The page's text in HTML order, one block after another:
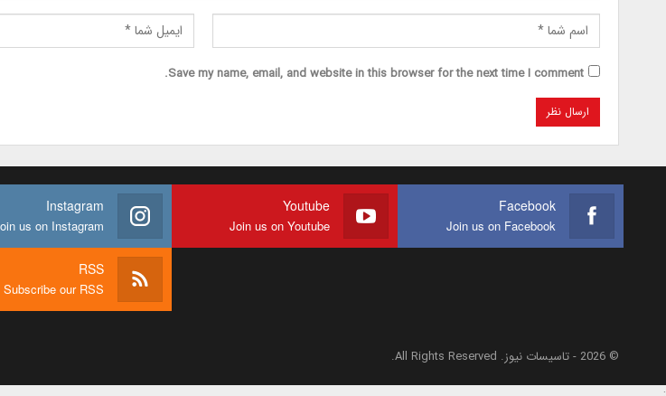
Save my name, email, and website in this browser for the next time I comment.
Facebook
Join us on Facebook
Youtube
Join us on Youtube
Instagram
us on Instagram
RSS
Subscribe our RSS
© 2026 - تاسیسات نیوز. All Rights Reserved.